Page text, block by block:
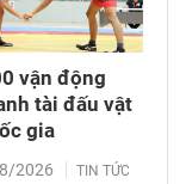
vận động
tài đấu vật
gia
2026 TIN TỨC